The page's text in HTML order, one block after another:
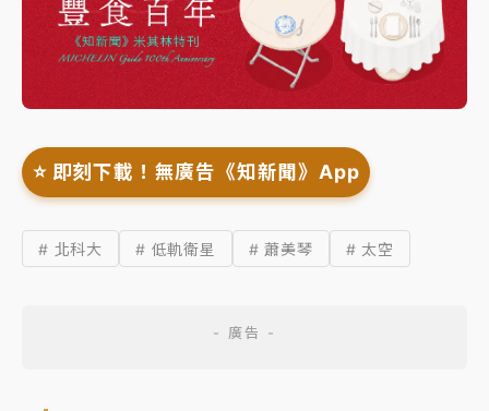
⭐️ 即刻下載！無廣告《知新聞》App
# 北科大 # 低軌衛星 # 蕭美琴 # 太空